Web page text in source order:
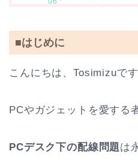
■はじめに
こんにちは、Tosimizuです
PCやガジェットを愛する
PCデスク下の配線問題は